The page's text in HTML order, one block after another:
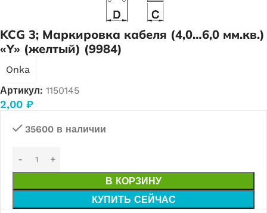
KCG 3; Маркировка кабеля (4,0…6,0 мм.кв.)
«Y» (желтый) (9984)
Onka
Артикул: 1150145
2,00 ₽
35600 в наличии
В КОРЗИНУ
КУПИТЬ СЕЙЧАС